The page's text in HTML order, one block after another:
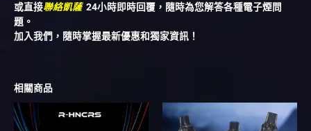
或直接聯絡凱薩 24小時即時回覆，隨時為您解答各種電子煙問
題。
加入我們，隨時掌握最新優惠和獨家資訊！
相關商品
格
產